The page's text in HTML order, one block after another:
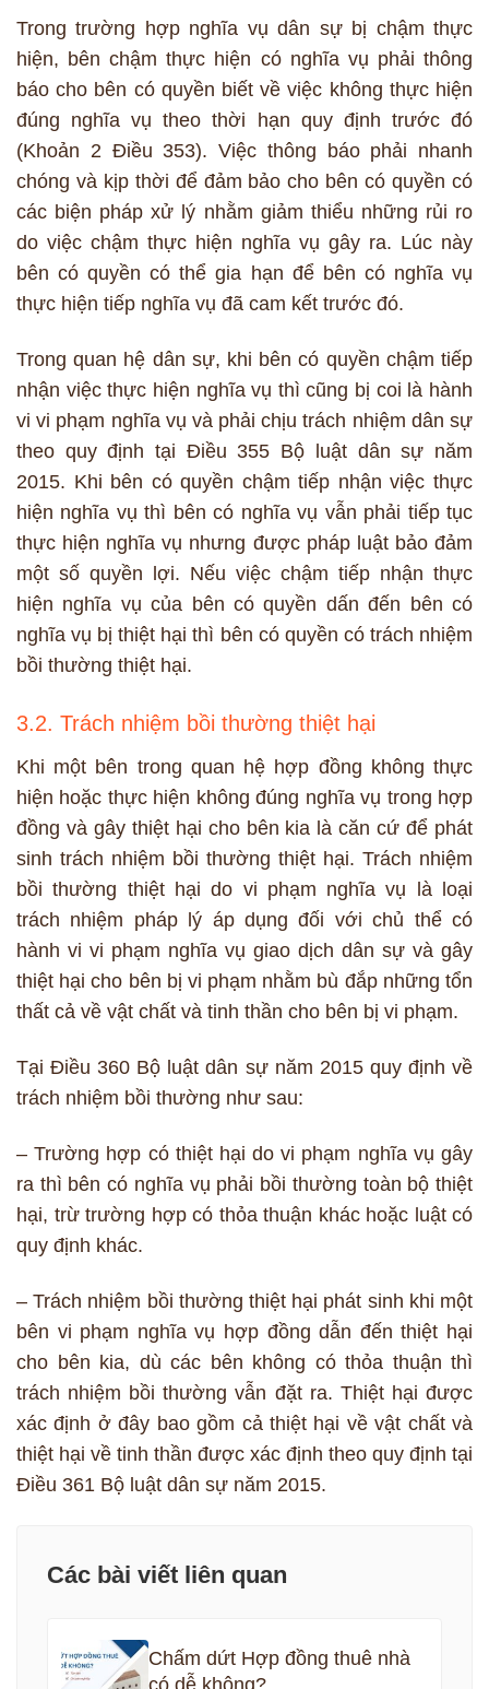
Trong trường hợp nghĩa vụ dân sự bị chậm thực
hiện, bên chậm thực hiện có nghĩa vụ phải thông
báo cho bên có quyền biết về việc không thực hiện
đúng nghĩa vụ theo thời hạn quy định trước đó
(Khoản 2 Điều 353). Việc thông báo phải nhanh
chóng và kịp thời để đảm bảo cho bên có quyền có
các biện pháp xử lý nhằm giảm thiểu những rủi ro
do việc chậm thực hiện nghĩa vụ gây ra. Lúc này
bên có quyền có thể gia hạn để bên có nghĩa vụ
thực hiện tiếp nghĩa vụ đã cam kết trước đó.
Trong quan hệ dân sự, khi bên có quyền chậm tiếp
nhận việc thực hiện nghĩa vụ thì cũng bị coi là hành
vi vi phạm nghĩa vụ và phải chịu trách nhiệm dân sự
theo quy định tại Điều 355 Bộ luật dân sự năm
2015. Khi bên có quyền chậm tiếp nhận việc thực
hiện nghĩa vụ thì bên có nghĩa vụ vẫn phải tiếp tục
thực hiện nghĩa vụ nhưng được pháp luật bảo đảm
một số quyền lợi. Nếu việc chậm tiếp nhận thực
hiện nghĩa vụ của bên có quyền dấn đến bên có
nghĩa vụ bị thiệt hại thì bên có quyền có trách nhiệm
bồi thường thiệt hại.
3.2. Trách nhiệm bồi thường thiệt hại
Khi một bên trong quan hệ hợp đồng không thực
hiện hoặc thực hiện không đúng nghĩa vụ trong hợp
đồng và gây thiệt hại cho bên kia là căn cứ để phát
sinh trách nhiệm bồi thường thiệt hại. Trách nhiệm
bồi thường thiệt hại do vi phạm nghĩa vụ là loại
trách nhiệm pháp lý áp dụng đối với chủ thể có
hành vi vi phạm nghĩa vụ giao dịch dân sự và gây
thiệt hại cho bên bị vi phạm nhằm bù đắp những tổn
thất cả về vật chất và tinh thần cho bên bị vi phạm.
Tại Điều 360 Bộ luật dân sự năm 2015 quy định về
trách nhiệm bồi thường như sau:
– Trường hợp có thiệt hại do vi phạm nghĩa vụ gây
ra thì bên có nghĩa vụ phải bồi thường toàn bộ thiệt
hại, trừ trường hợp có thỏa thuận khác hoặc luật có
quy định khác.
– Trách nhiệm bồi thường thiệt hại phát sinh khi một
bên vi phạm nghĩa vụ hợp đồng dẫn đến thiệt hại
cho bên kia, dù các bên không có thỏa thuận thì
trách nhiệm bồi thường vẫn đặt ra. Thiệt hại được
xác định ở đây bao gồm cả thiệt hại về vật chất và
thiệt hại về tinh thần được xác định theo quy định tại
Điều 361 Bộ luật dân sự năm 2015.
Các bài viết liên quan
Chấm dứt Hợp đồng thuê nhà